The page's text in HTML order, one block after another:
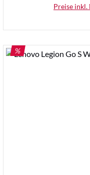
Preise inkl.
RABATT
%